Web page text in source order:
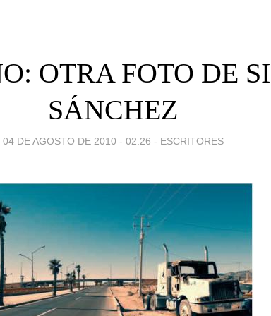
OTRA FOTO DE
SÁNCHEZ
04 DE AGOSTO DE 2010 - 02:26 - ESCRITORES